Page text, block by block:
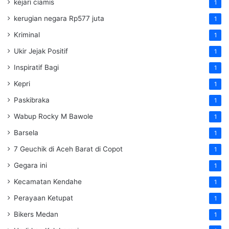
kejari ciamis 1
kerugian negara Rp577 juta 1
Kriminal 1
Ukir Jejak Positif 1
Inspiratif Bagi 1
Kepri 1
Paskibraka 1
Wabup Rocky M Bawole 1
Barsela 1
7 Geuchik di Aceh Barat di Copot 1
Gegara ini 1
Kecamatan Kendahe 1
Perayaan Ketupat 1
Bikers Medan 1